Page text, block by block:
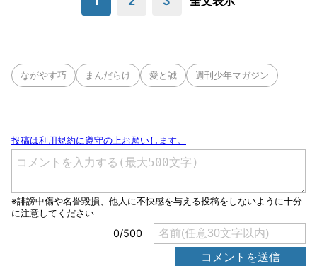
ながやす巧 まんだらけ 愛と誠 週刊少年マガジン